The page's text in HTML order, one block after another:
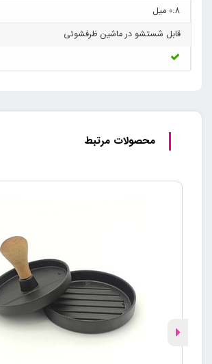
0.8 میل
قابل شستشو در ماشین ظرفشوئی
محصولات مرتبط